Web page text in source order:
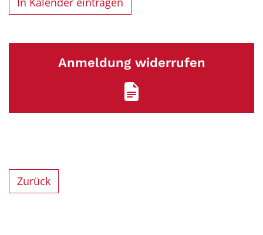
Anmeldung widerrufen
Zurück